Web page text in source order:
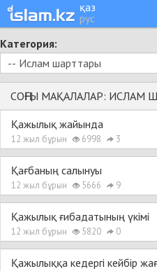
қаз
рус
Категория:
СОҢҒЫ МАҚАЛАЛАР: ИСЛАМ
Қа­жы­лық жайында
12 жыл бұрын 6998 3
Қағ­ба­ның са­лы­нуы
12 жыл бұрын 5666 9
Қа­жы­лық ғи­ба­да­ты­ның үкі­мі
12 жыл бұрын 5820 0
Қа­жы­лық­қа ке­дер­гі кей­бір